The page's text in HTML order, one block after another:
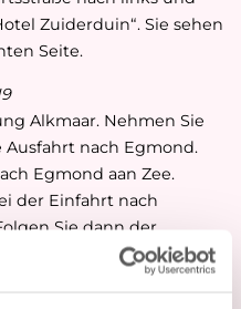
Zuiderduin“. Sie sehen
Seite.
Alkmaar. Nehmen Sie
Ausfahrt nach Egmond.
Egmond aan Zee.
der Einfahrt nach
Sie dann der
folgen Sie den
Sie sehen das Hotel